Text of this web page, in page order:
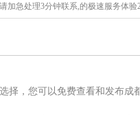
加急处理3分钟联系,的极速服务体验
择，您可以免费查看和发布成